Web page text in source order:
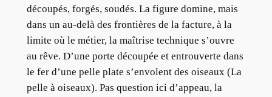
découpés, forgés, soudés. La figure domine, mais
dans un au-delà des frontières de la facture, à la
limite où le métier, la maîtrise technique s’ouvre
au rêve. D’une porte découpée et entrouverte dans
le fer d’une pelle plate s’envolent des oiseaux (La
pelle à oiseaux). Pas question ici d’appeau, la